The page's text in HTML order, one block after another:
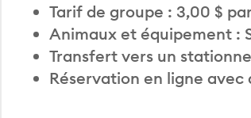
Tarif de groupe : 3,00 $
Animaux et équipement :
Transfert vers un
Réservation en ligne avec